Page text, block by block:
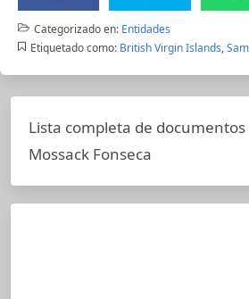
Categorizado en: Entidades
Etiquetado como: British Virgin Islands,
Lista completa de
Mossack Fonseca